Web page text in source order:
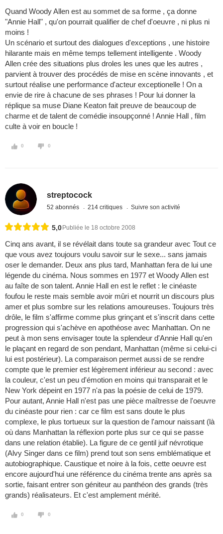
Quand Woody Allen est au sommet de sa forme , ça donne
"Annie Hall" , qu'on pourrait qualifier de chef d'oeuvre , ni plus ni
moins !
Un scénario et surtout des dialogues d'exceptions , une histoire
hilarante mais en même temps tellement intelligente . Woody
Allen crée des situations plus droles les unes que les autres ,
parvient à trouver des procédés de mise en scène innovants , et
surtout réalise une performance d'acteur exceptionelle ! On a
envie de rire à chacune de ses phrases ! Pour lui donner la
réplique sa muse Diane Keaton fait preuve de beaucoup de
charme et de talent de comédie insoupçonné ! Annie Hall , film
culte à voir en boucle !
0 0
streptocock
52 abonnés 214 critiques Suivre son activité
5,0 Publiée le 18 octobre 2008
Cinq ans avant, il se révélait dans toute sa grandeur avec Tout ce
que vous avez toujours voulu savoir sur le sexe... sans jamais
oser le demander. Deux ans plus tard, Manhattan fera de lui une
légende du cinéma. Nous sommes en 1977 et Woody Allen est
au faîte de son talent. Annie Hall en est le reflet : le cinéaste
foufou le reste mais semble avoir mûri et nourrit un discours plus
amer et plus sombre sur les relations amoureuses. Toujours très
drôle, le film s'affirme comme plus grinçant et s'inscrit dans cette
progression qui s'achève en apothéose avec Manhattan. On ne
peut à mon sens envisager toute la splendeur d'Annie Hall qu'en
le plaçant en regard de son pendant, Manhattan (même si celui-ci
lui est postérieur). La comparaison permet aussi de se rendre
compte que le premier est légèrement inférieur au second : avec
la couleur, c'est un peu d'émotion en moins qui transparait et le
New York dépeint en 1977 n'a pas la poésie de celui de 1979.
Pour autant, Annie Hall n'est pas une pièce maîtresse de l'oeuvre
du cinéaste pour rien : car ce film est sans doute le plus
complexe, le plus tortueux sur la question de l'amour naissant (là
où dans Manhattan la réflexion porte plus sur ce qui se passe
dans une relation établie). La figure de ce gentil juif névrotique
(Alvy Singer dans ce film) prend tout son sens emblématique et
autobiographique. Caustique et noire à la fois, cette oeuvre est
encore aujourd'hui une référence du cinéma trente ans après sa
sortie, faisant entrer son géniteur au panthéon des grands (très
grands) réalisateurs. Et c'est amplement mérité.
0 0